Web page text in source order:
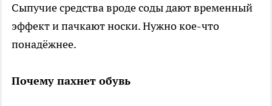
Сыпучие средства вроде соды дают временный
эффект и пачкают носки. Нужно кое-что
понадёжнее.
Почему пахнет обувь